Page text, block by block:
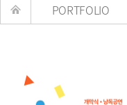
PORTFOLIO